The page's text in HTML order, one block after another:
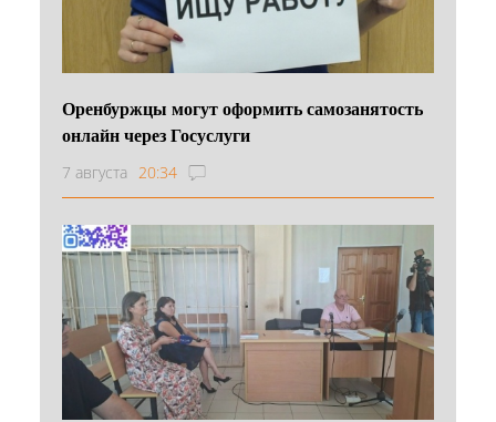
Оренбуржцы могут оформить самозанятость
онлайн через Госуслуги
7 августа 20:34